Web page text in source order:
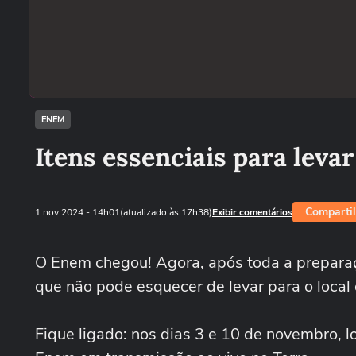
ENEM
Itens essenciais para
1 nov 2024- 14h01(atualizado às 17h38)Exibir comentários
O Enem chegou! Agora, após toda a
que não pode esquecer de levar para o local
Fique ligado: nos dias 3 e 10 de novembro,